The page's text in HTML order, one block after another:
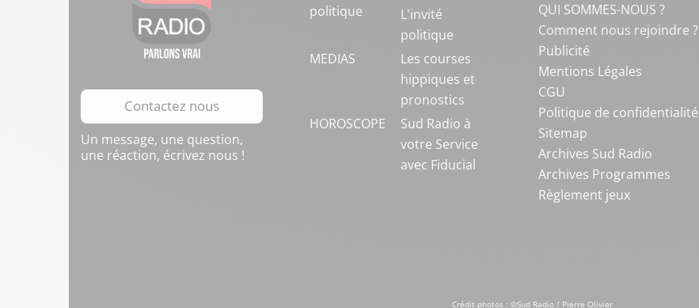
Contactez nous
Un message, une question,
une réaction, écrivez nous !
politique
L'invité
politique
MEDIAS
Les courses
hippiques et
pronostics
HOROSCOPE
Sud Radio à
votre Service
avec Fiducial
QUI SOMMES-NOUS ?
Comment nous rejoindre ?
Publicité
Mentions Légales
CGU
Politique de confidentialité
Sitemap
Archives Sud Radio
Archives Programmes
Règlement jeux
Crédit photos : ©Sud Radio / Pierre Olivier